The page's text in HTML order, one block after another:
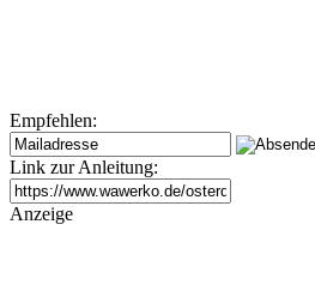
Empfehlen:
Link zur Anleitung:
Anzeige